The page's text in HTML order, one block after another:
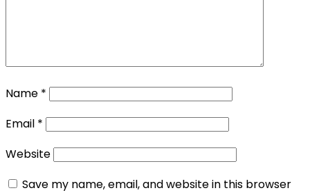
Name *
Email *
Website
Save my name, email, and website in this browser